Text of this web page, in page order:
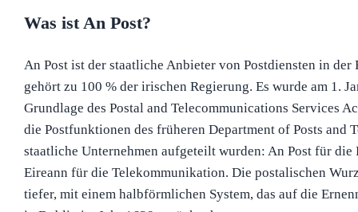
Was ist An Post?
An Post ist der staatliche Anbieter von Postdiensten in
gehört zu 100 % der irischen Regierung. Es wurde am 1.
Grundlage des Postal and Telecommunications Services
die Postfunktionen des früheren Department of Posts and
staatliche Unternehmen aufgeteilt wurden: An Post für die
Eireann für die Telekommunikation. Die postalischen
tiefer, mit einem halbförmlichen System, das auf die